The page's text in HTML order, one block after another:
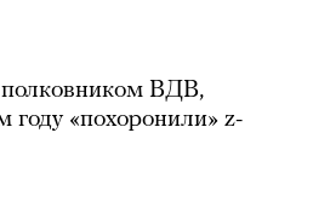
полковником ВДВ,
году «похоронили» z-